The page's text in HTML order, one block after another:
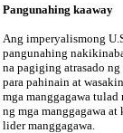
Pangunahing kaaway
Ang imperyalismong
pangunahing
na pagiging atrasado
para pahinain at
mga manggagawa
ng mga manggagawa
lider manggagawa.